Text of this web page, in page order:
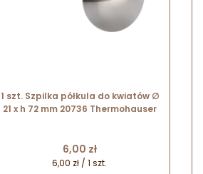
1 szt. Szpilka półkula do kwiatów ∅
21 x h 72 mm 20736 Thermohauser
Cena
6,00 zł
6,00 zł / 1 szt.